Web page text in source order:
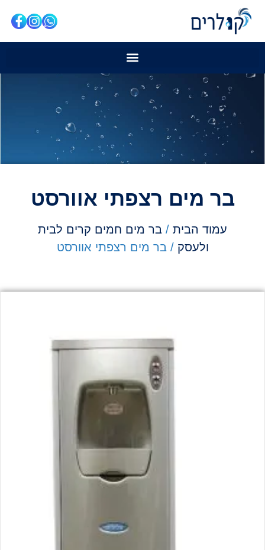
בר מים רצפתי אוורסט
עמוד הבית / בר מים חמים קרים לבית
ולעסק / בר מים רצפתי אוורסט